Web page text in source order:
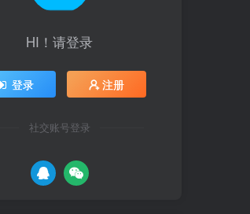
HI！请登录
登录 注册
社交账号登录